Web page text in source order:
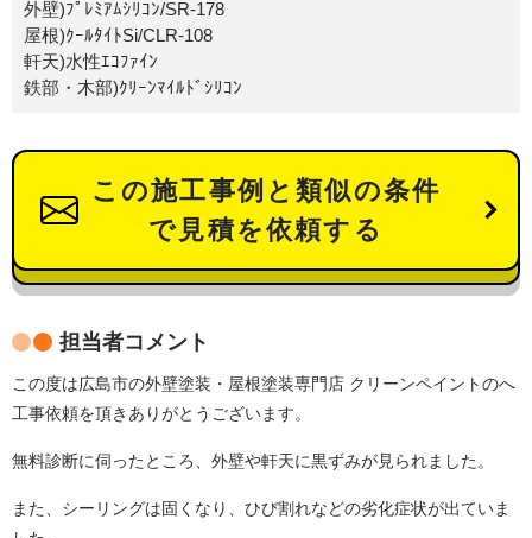
外壁)ﾌﾟﾚﾐｱﾑｼﾘｺﾝ/SR-178
屋根)ｸｰﾙﾀｲﾄSi/CLR-108
軒天)水性ｴｺﾌｧｲﾝ
鉄部・木部)ｸﾘｰﾝﾏｲﾙﾄﾞｼﾘｺﾝ
この施工事例と類似の条件
で見積を依頼する
担当者コメント
この度は広島市の外壁塗装・屋根塗装専門店 クリーンペイントのへ
工事依頼を頂きありがとうございます。
無料診断に伺ったところ、外壁や軒天に黒ずみが見られました。
また、シーリングは固くなり、ひび割れなどの劣化症状が出ていま